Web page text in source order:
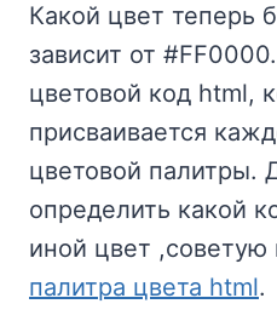
Какой цвет теперь
зависит от
цветовой код html,
присваивается
цветовой палитры.
определить какой
иной цвет ,советую
палитра цвета html.